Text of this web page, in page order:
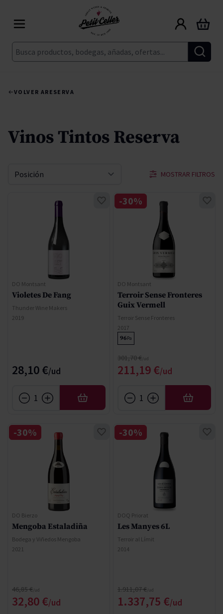
Buscar
Carrito
VOLVER ARESERVA
Vinos Tintos Reserva
MOSTRAR FILTROS
Ordenar por
DO Montsant
Violetes De Fang
Thunder Wine Makers
2019
28,10 €
AÑADIR
DO Montsant
Terroir Sense Fronteres
Guix Vermell
Terroir Sense Fronteres
2017
96Pa
Precio especial
211,19 €
Precio normal
301,70 €
-30%
AÑADIR
DO Bierzo
Mengoba Estaladiña
Bodega y Viñedos Mengoba
2021
Precio especial
32,80 €
Precio normal
46,85 €
-30%
DOQ Priorat
Les Manyes 6L
Terroir al Límit
2014
Precio especial
1.337,75 €
Precio normal
1.911,07 €
-30%